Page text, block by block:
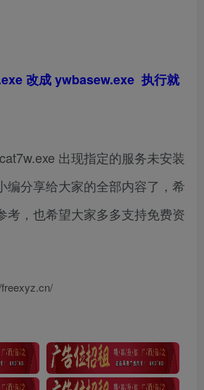
改成 ywbasew.exe 执行就
出现指定的服务未安装
编分享给大家的全部内容了，希
考，也希望大家多多支持免费资